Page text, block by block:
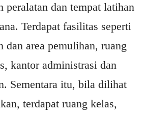
peralatan dan tempat latihan
Terdapat fasilitas seperti
dan area pemulihan, ruang
kantor administrasi dan
Sementara itu, bila dilihat
terdapat ruang kelas,